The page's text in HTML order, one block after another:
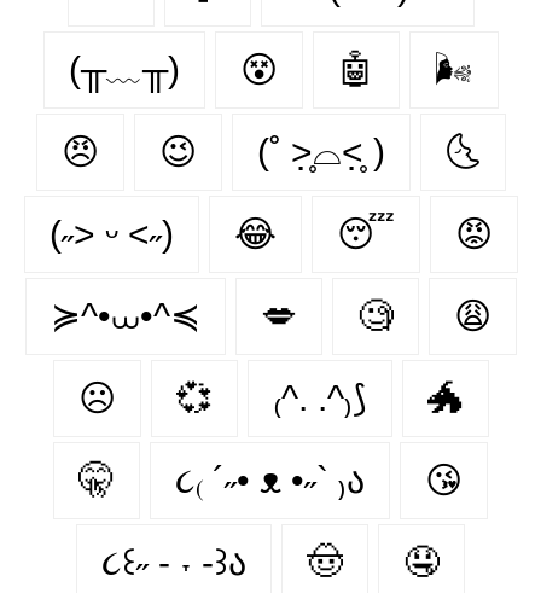
(╥﹏╥) 😵‍ 🤖 🌬
😠 😉 (˚ ˃̣̣̥⌓˂̣̣̥ ) 🌜
(˶˃ ᵕ ˂˶) 😂 😴 😡
≽^•⩊•^≼ 💋 🧐 😩
☹ 💞 ₍^. .^₎⟆ 🐲
🤫 ૮₍ ´˶• ᴥ •˶` ₎ა 😘
૮꒰˶ - ˕ -꒱ა 🤠 🤤